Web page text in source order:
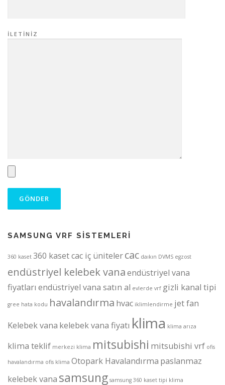
İLETINIZ
SAMSUNG VRF SİSTEMLERİ
360 kaset 360 kaset cac iç ünitelercac daıkın DVMS egzost
endüstriyel kelebek vanaendüstriyel vana
fiyatları endüstriyel vana satın al evlerde vrf gizli kanal tipi
gree hata kodu havalandırma hvac iklimlendirme jet fan
Kelebek vana kelebek vana fiyatı klima klima arıza
klima teklif merkezi klima mitsubishi mitsubishi vrf ofis
havalandırma ofis klima Otopark Havalandırma paslanmaz
kelebek vana samsung samsung 360 kaset tipi klima